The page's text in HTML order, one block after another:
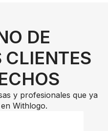
DE
CLIENTES
y profesionales que ya
Withlogo.